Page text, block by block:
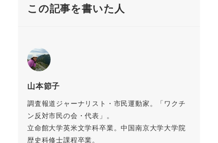
この記事を書いた人
山本節子
調査報道ジャーナリスト・市民運動家。「ワクチ
ン反対市民の会・代表」。
立命館大学英米文学科卒業。中国南京大学大学院
歴史科修士課程卒業。